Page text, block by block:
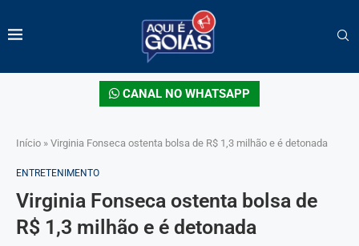
CANAL NO WHATSAPP
Início » Virginia Fonseca ostenta bolsa de R$ 1,3 milhão e é detonada
ENTRETENIMENTO
Virginia Fonseca ostenta bolsa de
R$ 1,3 milhão e é detonada